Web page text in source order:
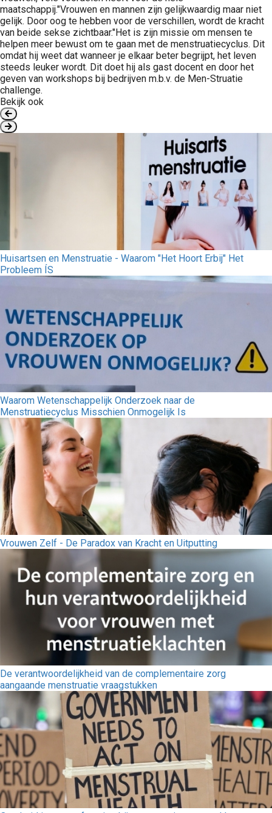
maatschappij."Vrouwen en mannen zijn gelijkwaardig maar niet
gelijk. Door oog te hebben voor de verschillen, wordt de kracht
van beide sekse zichtbaar."Het is zijn missie om mensen te
helpen meer bewust om te gaan met de menstruatiecyclus. Dit
omdat hij weet dat wanneer je elkaar beter begrijpt, het leven
steeds leuker wordt. Dit doet hij als gast docent en door het
geven van workshops bij bedrijven m.b.v. de Men-Struatie
challenge.
Bekijk ook
Huisartsen en Menstruatie - Waarom "Het Hoort Erbij" Het
Probleem ÍS
Waarom Wetenschappelijk Onderzoek naar de
Menstruatiecyclus Misschien Onmogelijk Is
Vrouwen Zelf - De Paradox van Kracht en Uitputting
De verantwoordelijkheid van de complementaire zorg
aangaande menstruatie vraagstukken